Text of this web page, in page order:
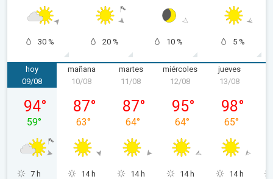
30 % 20 % 10 % 5 %
hoy
domingo, 09/08
09/08
94°
59°
7 h
mañana
10/08
87°
63°
14 h
martes
11/08
87°
64°
14 h
miércoles
miércoles, 12/08
12/08
95°
64°
14 h
jueves
13/08
98°
65°
14 h